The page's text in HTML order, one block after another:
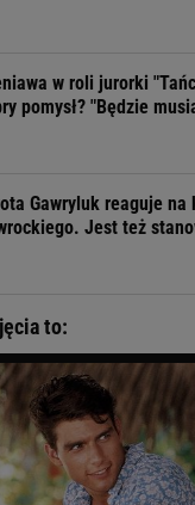
w roli jurorki
pomysł? "Będzie
Gawryluk reaguje
Jest też
to: